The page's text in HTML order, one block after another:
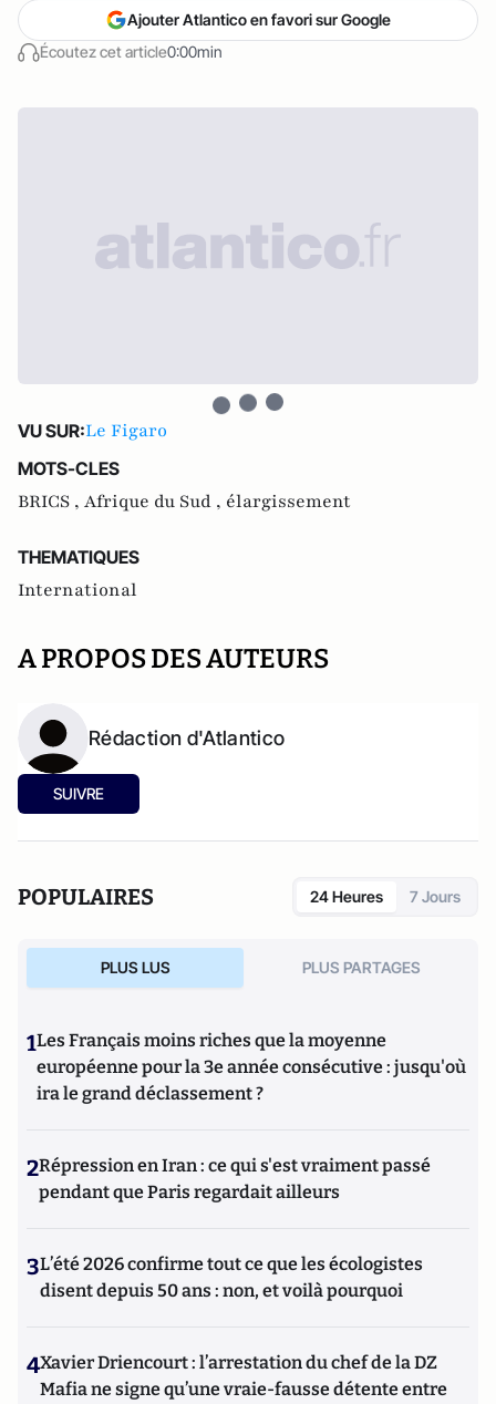
Écoutez cet article0:00min
Ajouter Atlantico en favori sur Google
VU SUR:Le Figaro
MOTS-CLES
BRICS , Afrique du Sud , élargissement
THEMATIQUES
International
A PROPOS DES AUTEURS
Rédaction d'Atlantico
SUIVRE
POPULAIRES 24 Heures 7 Jours
PLUS LUS PLUS PARTAGES
1Les Français moins riches que la moyenne
européenne pour la 3e année consécutive : jusqu'où
ira le grand déclassement ?
2Répression en Iran : ce qui s'est vraiment passé
pendant que Paris regardait ailleurs
3L’été 2026 confirme tout ce que les écologistes
disent depuis 50 ans : non, et voilà pourquoi
4Xavier Driencourt : l’arrestation du chef de la DZ
Mafia ne signe qu’une vraie-fausse détente entre